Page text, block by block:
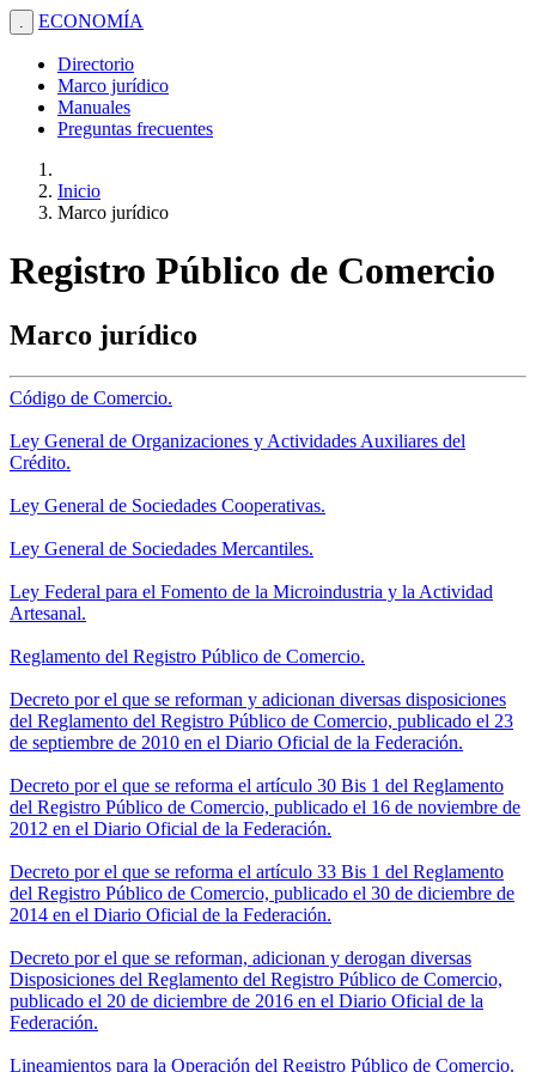
. ECONOMÍA
Directorio
Marco jurídico
Manuales
Preguntas frecuentes
Inicio
Marco jurídico
Registro Público de Comercio
Marco jurídico
Código de Comercio.
Ley General de Organizaciones y Actividades Auxiliares del
Crédito.
Ley General de Sociedades Cooperativas.
Ley General de Sociedades Mercantiles.
Ley Federal para el Fomento de la Microindustria y la Actividad
Artesanal.
Reglamento del Registro Público de Comercio.
Decreto por el que se reforman y adicionan diversas disposiciones
del Reglamento del Registro Público de Comercio, publicado el 23
de septiembre de 2010 en el Diario Oficial de la Federación.
Decreto por el que se reforma el artículo 30 Bis 1 del Reglamento
del Registro Público de Comercio, publicado el 16 de noviembre de
2012 en el Diario Oficial de la Federación.
Decreto por el que se reforma el artículo 33 Bis 1 del Reglamento
del Registro Público de Comercio, publicado el 30 de diciembre de
2014 en el Diario Oficial de la Federación.
Decreto por el que se reforman, adicionan y derogan diversas
Disposiciones del Reglamento del Registro Público de Comercio,
publicado el 20 de diciembre de 2016 en el Diario Oficial de la
Federación.
Lineamientos para la Operación del Registro Público de Comercio.